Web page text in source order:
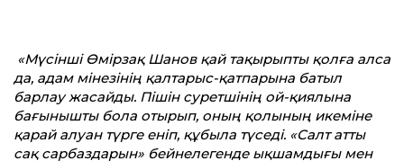
«Мүсінші Өмірзақ Шанов қай тақырыпты қолға алса
да, адам мінезінің қалтарыс-қатпарына батыл
барлау жасайды. Пішін суретшінің ой-қиялына
бағынышты бола отырып, оның қолының икеміне
қарай алуан түрге еніп, құбыла түседі. «Салт атты
сақ сарбаздарын» бейнелегенде ықшамдығы мен